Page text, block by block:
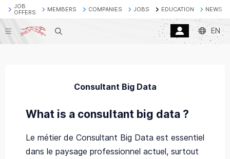
JOB
OFFERS
MEMBERS COMPANIES JOBS EDUCATION NEWS
Search EN
Consultant Big Data
What is a consultant big data ?
Le métier de Consultant Big Data est essentiel
dans le paysage professionnel actuel, surtout